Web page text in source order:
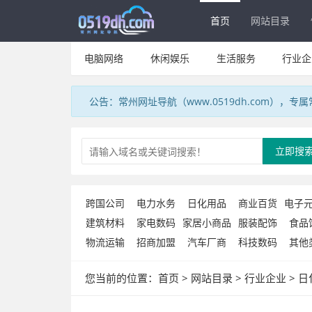
首页 网站目录
电脑网络 休闲娱乐 生活服务 行业
公告：常州网址导航（www.0519dh.com），专属
立即搜
跨国公司 电力水务 日化用品 商业百货 电子
建筑材料
家电数码 家居小商品 服装配饰
食品
物流运输
招商加盟 汽车厂商 科技数码 其他
您当前的位置： 首页 > 网站目录 > 行业企业 > 日